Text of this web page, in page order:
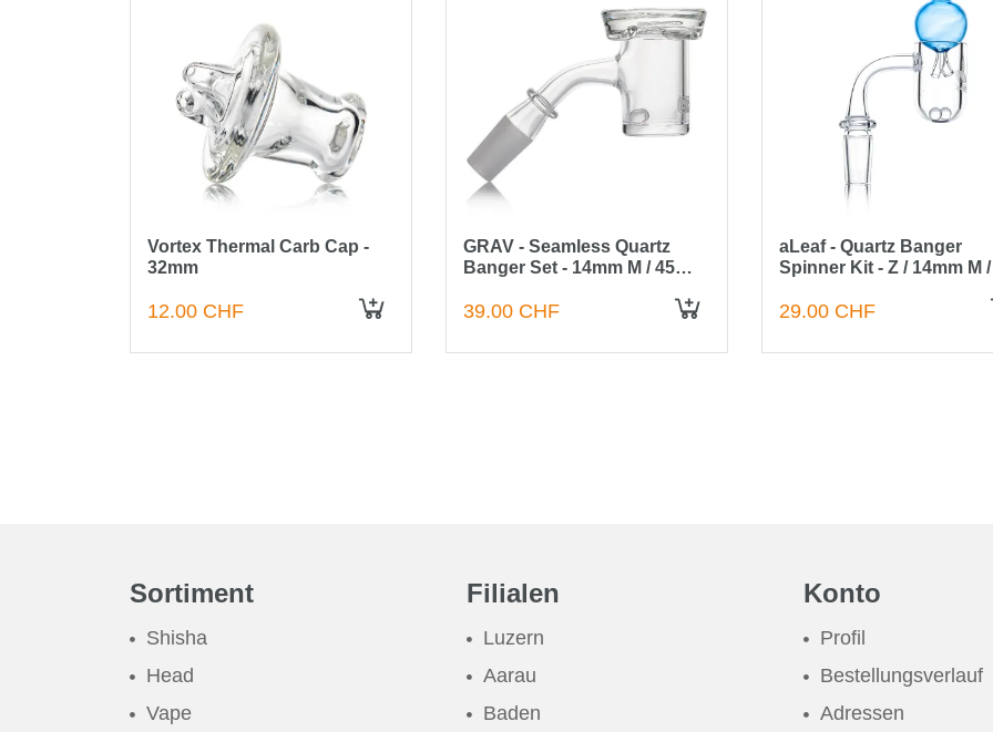
Vortex Thermal Carb Cap -
32mm
12.00 CHF
GRAV - Seamless Quartz
Banger Set - 14mm M / 45
39.00 CHF
aLeaf - Quartz Banger
Spinner Kit - Z / 14mm M
29.00 CHF
Sortiment
Shisha
Head
Vape
Filialen
Luzern
Aarau
Baden
Konto
Profil
Bestellungsverlauf
Adressen